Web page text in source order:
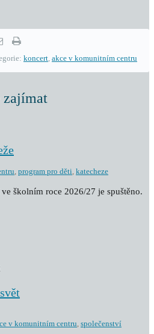
koncert, akce v komunitním centru
zajímat
, program pro děti, katecheze
ve školním roce 2026/27 je spuštěno.
v komunitním centru, společenství